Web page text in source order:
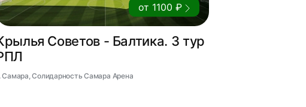
от 1100 ₽
Советов - Балтика. 3 тур
Самара, Солидарность Самара Арена